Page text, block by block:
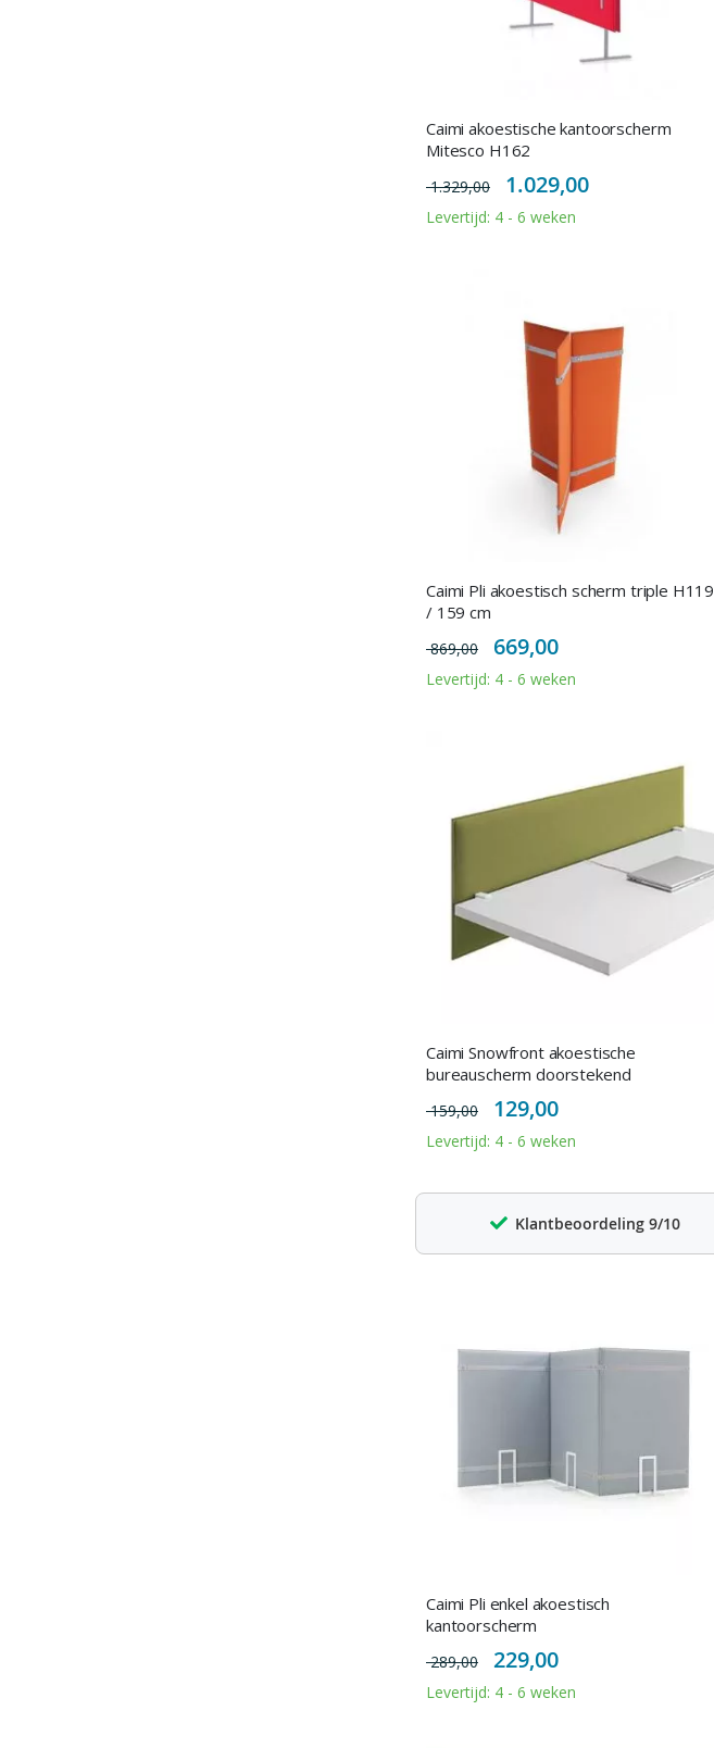
Caimi akoestische kantoorscherm
Mitesco H162
1.329,00
Special
Price
1.029,00
Levertijd: 4 - 6 weken
Caimi Pli akoestisch scherm triple H119
/ 159 cm
869,00
Special
Price
669,00
Levertijd: 4 - 6 weken
Caimi Snowfront akoestische
bureauscherm doorstekend
159,00
Special
Price
129,00
Levertijd: 4 - 6 weken
Klantbeoordeling 9/10
Caimi Pli enkel akoestisch
kantoorscherm
289,00
Special
Price
229,00
Levertijd: 4 - 6 weken